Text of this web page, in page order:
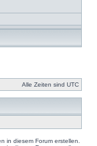
Alle Zeiten sind UTC
in diesem Forum erstellen.